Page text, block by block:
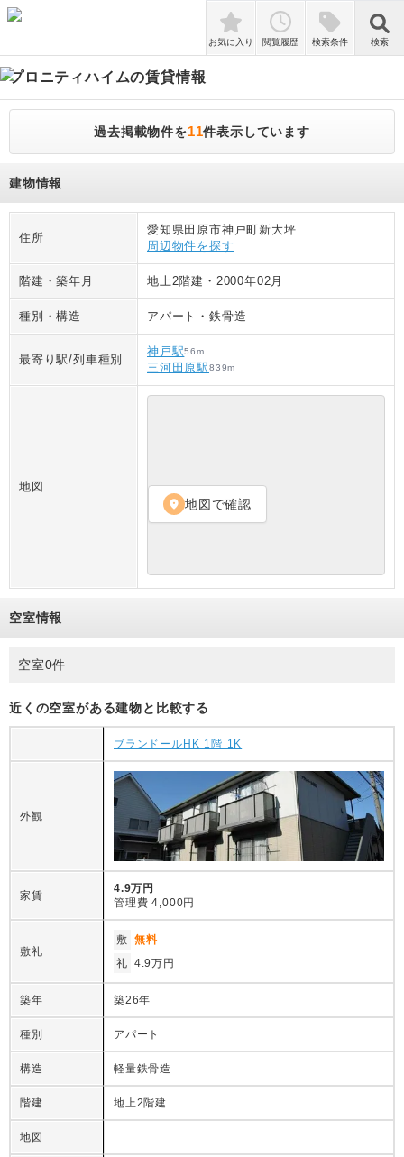
検索
お気に入り 閲覧履歴 検索条件 検索
プロニティハイムの賃貸情報
過去掲載物件を11件表示しています
建物情報
住所
愛知県田原市神戸町新大坪
周辺物件を探す
階建・築年月 地上2階建 ・ 2000年02月
種別・構造 アパート ・鉄骨造
最寄り駅/列車種別
神戸駅56m
三河田原駅839m
地図
location_on 地図で確認
空室情報
空室0件
近くの空室がある建物と比較する
ブランドールHK 1階 1K
外観
家賃
4.9万円
管理費 4,000円
敷礼
敷 無料
礼 4.9万円
築年 築26年
種別 アパート
構造 軽量鉄骨造
階建 地上2階建
地図